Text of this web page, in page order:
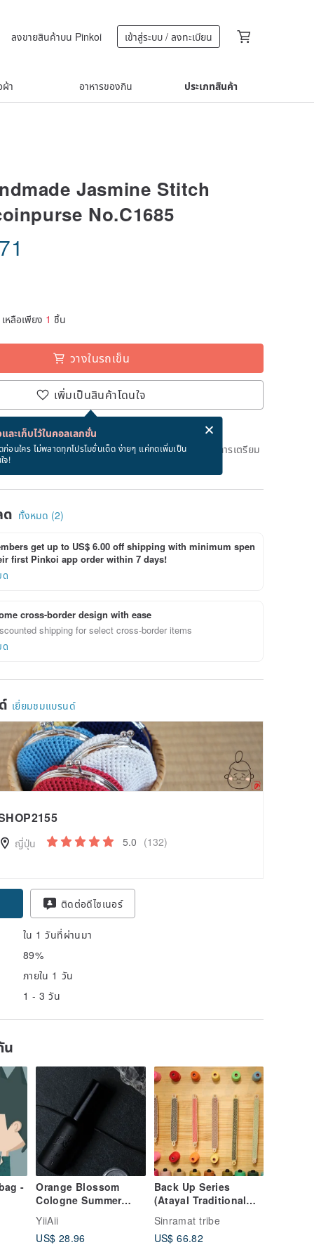
ลงขายสินค้าบน Pinkoi เข้าสู่ระบบ / ลงทะเบียน
ผ้า อาหารของกิน ประเภทสินค้า
Jasmine Stitch
No.C1685
เหลือเพียง 1 ชิ้น
วางในรถเข็น
เพิ่มเป็นสินค้าโดนใจ
ละเก็บไว้ในคอลเลกชั่น
อนใคร ไม่พลาดทุกโปรโมชั่นเด็ด ง่ายๆ แค่กดเพิ่มเป็น
จ!
ส่ง eCard ฟรีเมื่อซื้อสินค้า!
วันที่จะจัดส่งสินค้า จะใช้เวลาประมาณ 3 วันทางการในการเตรียม
ด ทั้งหมด (2)
get up to US$ 6.00 off shipping with minimum spen
first Pinkoi app order within 7 days!
ด
cross-border design with ease
shipping for select cross-border items
ด
เยี่ยมชมแบรนด์
ญี่ปุ่น 5.0 (132)
ติดต่อดีไซเนอร์
ใน 1 วันที่ผ่านมา
89%
ภายใน 1 วัน
1 - 3 วัน
น
-
Orange Blossom
Cologne Summer
Underarm Spray
YiiAii
US$ 28.96
Back Up Series
(Atayal Traditional
Bow Woven Shoulder
Straps) - Yamagata
Pattern
Sinramat tribe
US$ 66.82